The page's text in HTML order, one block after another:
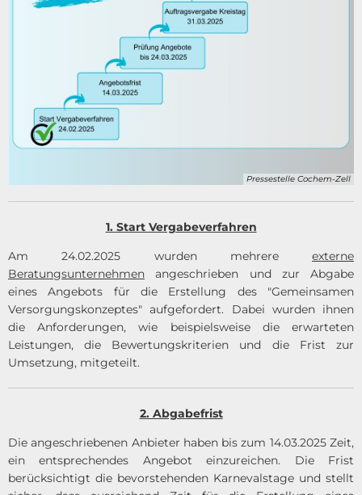
Pressestelle Cochem-Zell
1. Start Vergabeverfahren
Am 24.02.2025 wurden mehrere externe
Beratungsunternehmen angeschrieben und zur Abgabe
eines Angebots für die Erstellung des "Gemeinsamen
Versorgungskonzeptes" aufgefordert. Dabei wurden ihnen
die Anforderungen, wie beispielsweise die erwarteten
Leistungen, die Bewertungskriterien und die Frist zur
Umsetzung, mitgeteilt.
2. Abgabefrist
Die angeschriebenen Anbieter haben bis zum 14.03.2025 Zeit,
ein entsprechendes Angebot einzureichen. Die Frist
berücksichtigt die bevorstehenden Karnevalstage und stellt